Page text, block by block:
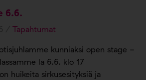
6.6.
Tapahtumat
kunniaksi open stage -
la 6.6. klo 17
huikeita sirkusesityksiä ja